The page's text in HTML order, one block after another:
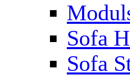
Sofa
Sofa